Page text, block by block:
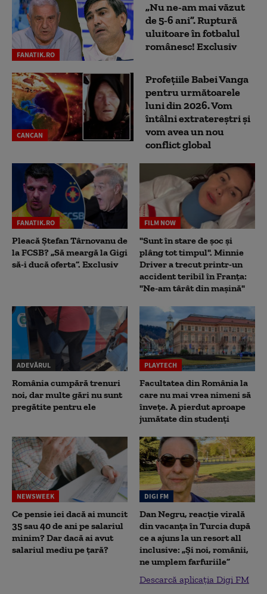
FANATIK.RO
„Nu ne-am mai văzut
de 5-6 ani”. Ruptură
uluitoare în fotbalul
românesc! Exclusiv
CANCAN
Profețiile Babei Vanga
pentru următoarele
luni din 2026. Vom
întâlni extratereștri și
vom avea un nou
conflict global
FANATIK.RO
Pleacă Ștefan Târnovanu de
la FCSB? „Să meargă la Gigi
să-i ducă oferta”. Exclusiv
FILM NOW
"Sunt în stare de șoc și
plâng tot timpul". Minnie
Driver a trecut printr-un
accident teribil în Franța:
"Ne-am târât din mașină"
ADEVĂRUL
România cumpără trenuri
noi, dar multe gări nu sunt
pregătite pentru ele
PLAYTECH
Facultatea din România la
care nu mai vrea nimeni să
înveţe. A pierdut aproape
jumătate din studenţi
NEWSWEEK
Ce pensie iei dacă ai muncit
35 sau 40 de ani pe salariul
minim? Dar dacă ai avut
salariul mediu pe țară?
DIGI FM
Dan Negru, reacție virală
din vacanța în Turcia după
ce a ajuns la un resort all
inclusive: „Și noi, românii,
ne umplem farfuriile”
Descarcă aplicația Digi FM